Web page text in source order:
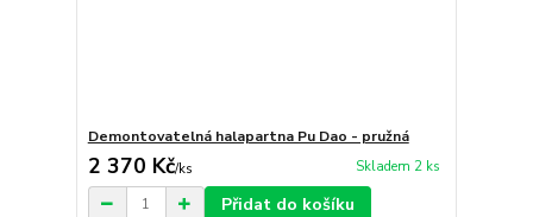
Demontovatelná halapartna Pu Dao - pružná
2 370 Kč/ks Skladem 2 ks
Přidat do košíku